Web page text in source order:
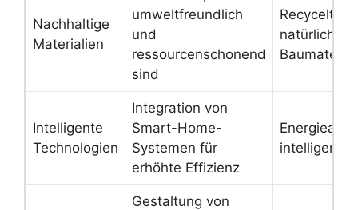
Nachhaltige
Materialien
umweltfreundlich
und
ressourcenschonend
sind
Recycelte
natürliche
Intelligente
Technologien
Integration von
Smart-Home-
Systemen für
erhöhte Effizienz
intelligente
Gestaltung von